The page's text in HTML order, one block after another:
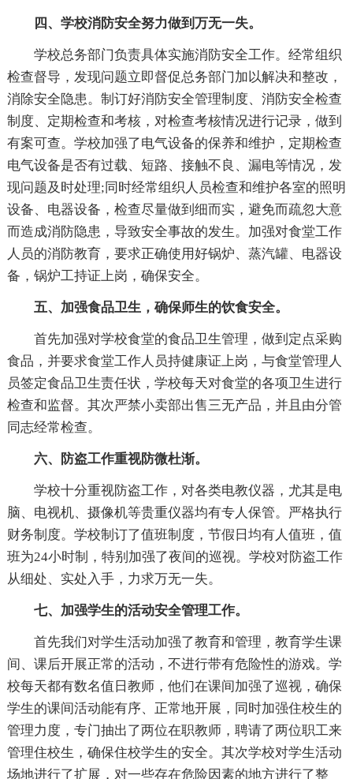
四、学校消防安全努力做到万无一失。
学校总务部门负责具体实施消防安全工作。经常组织
检查督导，发现问题立即督促总务部门加以解决和整改，
消除安全隐患。制订好消防安全管理制度、消防安全检查
制度、定期检查和考核，对检查考核情况进行记录，做到
有案可查。学校加强了电气设备的保养和维护，定期检查
电气设备是否有过载、短路、接触不良、漏电等情况，发
现问题及时处理;同时经常组织人员检查和维护各室的照明
设备、电器设备，检查尽量做到细而实，避免而疏忽大意
而造成消防隐患，导致安全事故的发生。加强对食堂工作
人员的消防教育，要求正确使用好锅炉、蒸汽罐、电器设
备，锅炉工持证上岗，确保安全。
五、加强食品卫生，确保师生的饮食安全。
首先加强对学校食堂的食品卫生管理，做到定点采购
食品，并要求食堂工作人员持健康证上岗，与食堂管理人
员签定食品卫生责任状，学校每天对食堂的各项卫生进行
检查和监督。其次严禁小卖部出售三无产品，并且由分管
同志经常检查。
六、防盗工作重视防微杜渐。
学校十分重视防盗工作，对各类电教仪器，尤其是电
脑、电视机、摄像机等贵重仪器均有专人保管。严格执行
财务制度。学校制订了值班制度，节假日均有人值班，值
班为24小时制，特别加强了夜间的巡视。学校对防盗工作
从细处、实处入手，力求万无一失。
七、加强学生的活动安全管理工作。
首先我们对学生活动加强了教育和管理，教育学生课
间、课后开展正常的活动，不进行带有危险性的游戏。学
校每天都有数名值日教师，他们在课间加强了巡视，确保
学生的课间活动能有序、正常地开展，同时加强住校生的
管理力度，专门抽出了两位在职教师，聘请了两位职工来
管理住校生，确保住校学生的安全。其次学校对学生活动
场地进行了扩展，对一些存在危险因素的地方进行了整